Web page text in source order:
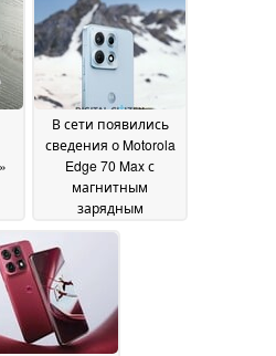
характеристики30
June 2026
В сети появились
сведения о Motorola
Edge 70 Max с
магнитным
зарядным
устройством Qi2 и
Snapdragon 8 Gen 5